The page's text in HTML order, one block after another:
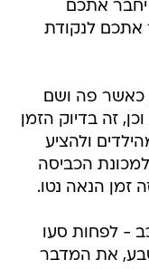
שאורכו 5.8 ק"מ, יחבר אתכם
אתכם לנקודת
כאשר פה ושם
זה בדיוק הזמן
ולהציע
הכביסה
זמן הנאה נטו.
- לפחות סעו
את המדבר